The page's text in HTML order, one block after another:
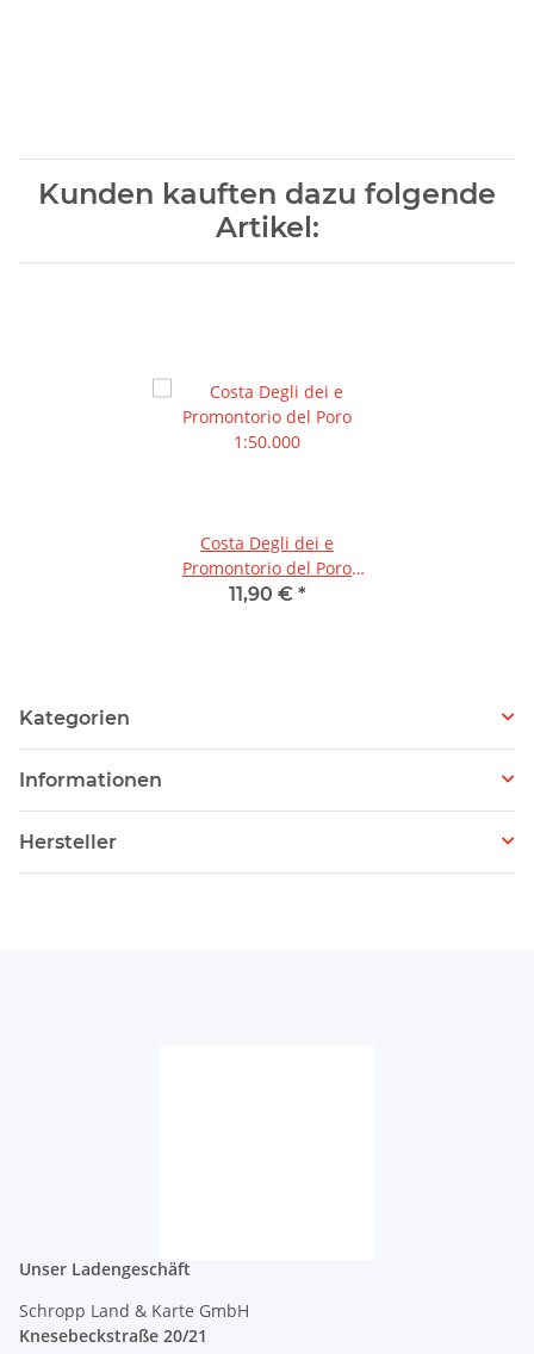
Kunden kauften dazu folgende
Artikel:
Costa Degli dei e
Promontorio del Poro
1:50.000
11,90 € *
Kategorien
Informationen
Hersteller
Unser Ladengeschäft
Schropp Land & Karte GmbH
Knesebeckstraße 20/21